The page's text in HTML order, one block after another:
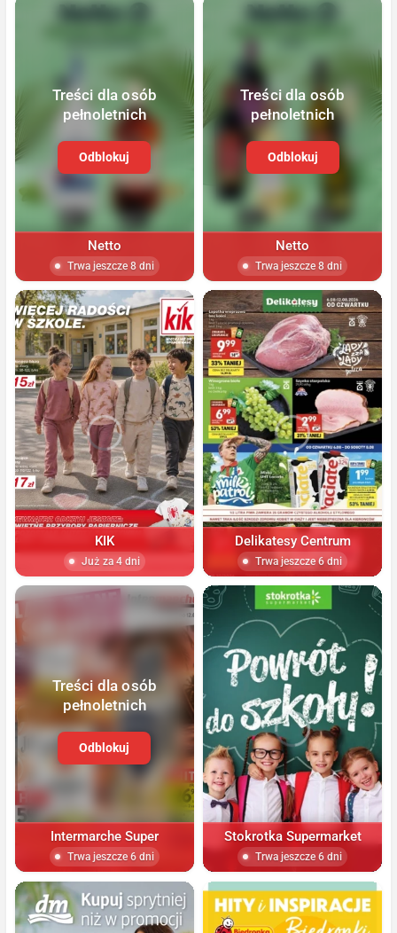
Treści dla osób
pełnoletnich
Odblokuj
Netto
Trwa jeszcze 8 dni
Treści dla osób
pełnoletnich
Odblokuj
Netto
Trwa jeszcze 8 dni
KIK
Już za 4 dni
Delikatesy Centrum
Trwa jeszcze 6 dni
Treści dla osób
pełnoletnich
Odblokuj
Intermarche Super
Trwa jeszcze 6 dni
Stokrotka Supermarket
Trwa jeszcze 6 dni